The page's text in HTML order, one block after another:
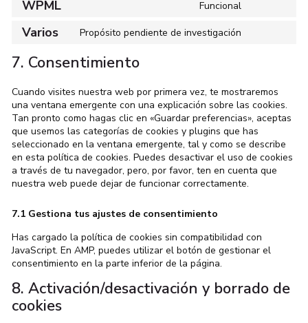
WPML Funcional
Varios Propósito pendiente de investigación
7. Consentimiento
Cuando visites nuestra web por primera vez, te mostraremos
una ventana emergente con una explicación sobre las cookies.
Tan pronto como hagas clic en «Guardar preferencias», aceptas
que usemos las categorías de cookies y plugins que has
seleccionado en la ventana emergente, tal y como se describe
en esta política de cookies. Puedes desactivar el uso de cookies
a través de tu navegador, pero, por favor, ten en cuenta que
nuestra web puede dejar de funcionar correctamente.
7.1 Gestiona tus ajustes de consentimiento
Has cargado la política de cookies sin compatibilidad con
JavaScript. En AMP, puedes utilizar el botón de gestionar el
consentimiento en la parte inferior de la página.
8. Activación/desactivación y borrado de
cookies